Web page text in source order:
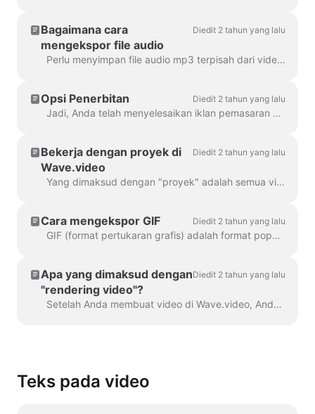
Bagaimana cara
mengekspor file audio
Diedit 2 tahun yang lalu
Perlu menyimpan file audio mp3 terpisah dari video Anda untuk podcast Anda, atau Anda hanya ingin menggunakannya sebagai pengisi suara? Sangat mudah dengan wave.video! Pertama,...
Opsi Penerbitan Diedit 2 tahun yang lalu
Jadi, Anda telah menyelesaikan iklan pemasaran digital Anda, dan Anda siap untuk membagikannya kepada dunia. Sekarang apa? Saatnya mempublikasikan! Di Wave.video ed...
Bekerja dengan proyek di
Wave.video
Diedit 2 tahun yang lalu
Yang dimaksud dengan "proyek" adalah semua video yang dibuat di Wave.video. Berikut ini cara membuat proyek baru. Anda dapat memilih dan menyesuaikan templat video di halaman...
Cara mengekspor GIF Diedit 2 tahun yang lalu
GIF (format pertukaran grafis) adalah format populer yang digunakan sejak akhir 1980-an untuk berbagi gambar dan animasi pendek. GIF hanya dapat menyimpan 256 warna, yang mana ...
Apa yang dimaksud dengan
"rendering video"?
Diedit 2 tahun yang lalu
Setelah Anda membuat video di Wave.video, Anda harus merendernya agar dapat membagikannya di media sosial atau mengunduhnya langsung ke komputer Anda.
Teks pada video